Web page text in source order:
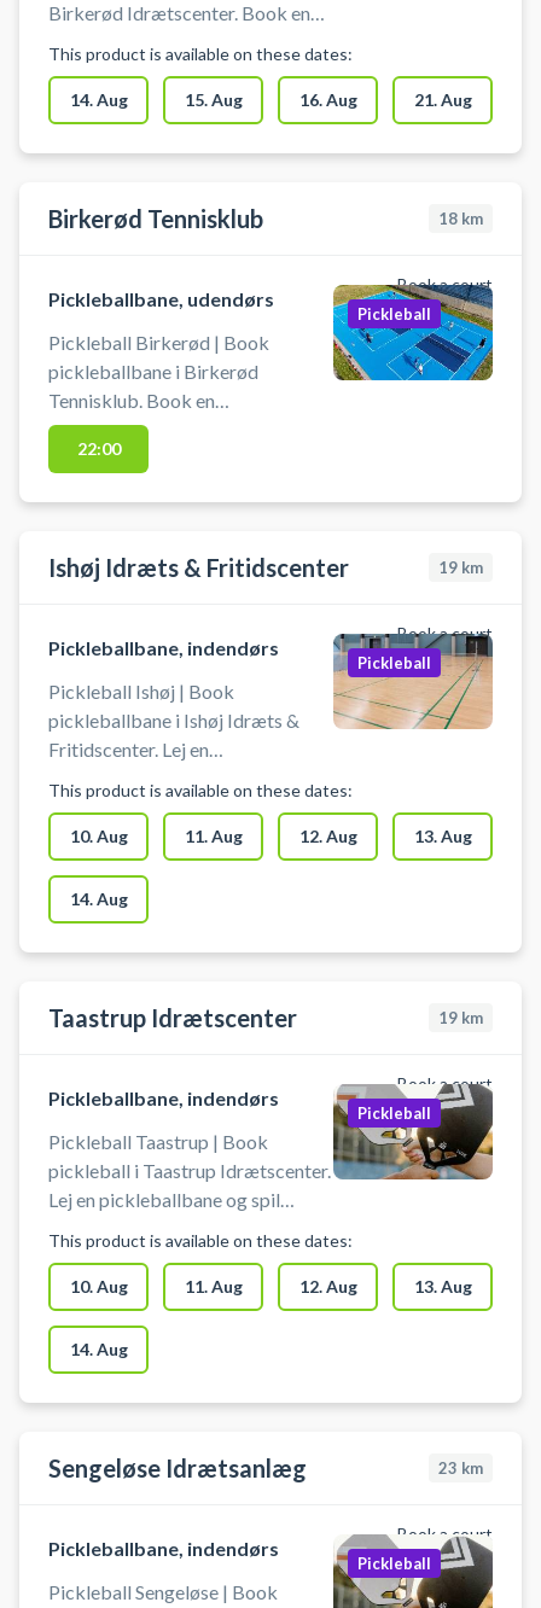
Birkerød Idrætscenter. Book en
Birkerød Idrætscenters multihal.
This product is available on these dates:
14. Aug 15. Aug 16. Aug 21. Aug
Birkerød Tennisklub 18 km
Book a court
Pickleballbane, udendørs
Pickleball Birkerød | Book
pickleballbane i Birkerød
Tennisklub. Book en
pickleballbane og spil pickleball i
Birkerød på de 3 nyanlagt
Pickleball
22:00
Ishøj Idræts & Fritidscenter 19 km
Book a court
Pickleballbane, indendørs
Pickleball Ishøj | Book
pickleballbane i Ishøj Idræts &
Fritidscenter. Lej en
Ishøj på en af banerne i hallerne
ved Ishøj Idræts & Fritidscenter,
hvor du kan parkere gratis ved
hallen. Medbring selv bat og
bolde.
Pickleball
This product is available on these dates:
10. Aug 11. Aug 12. Aug 13. Aug
14. Aug
Taastrup Idrætscenter 19 km
Book a court
Pickleballbane, indendørs
Pickleball Taastrup | Book
pickleball i Taastrup Idrætscenter.
Lej en pickleballbane og spil
selv bat og bolde, når du booker
en pickleballbane i Taastrup
Idrætscenter. Du finder gratis
parkering lige ved idrætscentret.
Pickleball
This product is available on these dates:
10. Aug 11. Aug 12. Aug 13. Aug
14. Aug
Sengeløse Idrætsanlæg 23 km
Book a court
Pickleballbane, indendørs
Pickleball Sengeløse | Book
Pickleball